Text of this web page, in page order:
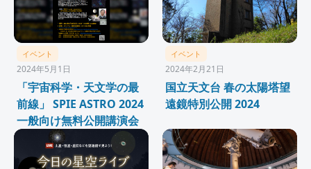
イベント
2024年5月1日
「宇宙科学・天文学の最
前線」 SPIE ASTRO 2024
一般向け無料公開講演会
イベント
2024年2月21日
国立天文台 春の太陽塔望
遠鏡特別公開 2024